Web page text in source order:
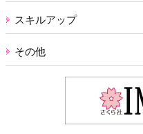
スキルアップ
その他